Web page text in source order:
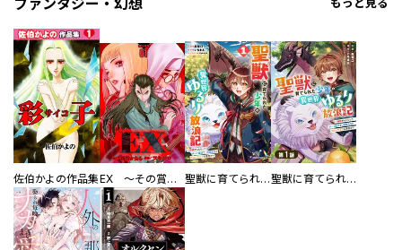
もっと見る
佐伯かよの作品集 EX ～その賞金稼ぎは、世界の出口を探す～【単行本版】 聖獣に育てられた少年の異世界ゆるり放浪記～神様からもらったチート魔法で、仲間たちとスローライフを満喫中～ 聖獣に育てられた少年の異世界ゆるり放浪記～神様からもらったチート魔法で、仲間たちとスローライフを満喫中～【分冊版】